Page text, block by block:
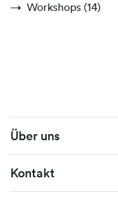
Workshops (14)
Fusszeile
Über uns
Kontakt